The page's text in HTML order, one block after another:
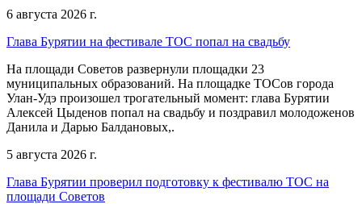
6 августа 2026 г.
Глава Бурятии на фестивале ТОС попал на свадьбу
На площади Советов развернули площадки 23
муниципальных образований. На площадке ТОСов города
Улан-Удэ произошел трогательный момент: глава Бурятии
Алексей Цыденов попал на свадьбу и поздравил молодоженов
Данила и Дарью Балдановых,.
5 августа 2026 г.
Глава Бурятии проверил подготовку к фестивалю ТОС на
площади Советов